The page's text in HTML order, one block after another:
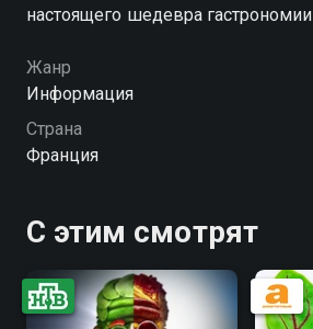
настоящего шедевра гастрономии
Жанр
Информация
Страна
Франция
С этим смотрят